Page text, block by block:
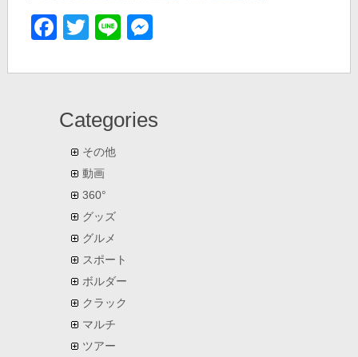
Facebook
Twitter
Line
Categories
その他
動画
360°
グッズ
グルメ
スポート
ボルダー
クラック
マルチ
ツアー